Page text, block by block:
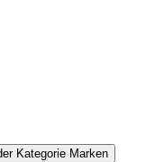
Kategorie Marken